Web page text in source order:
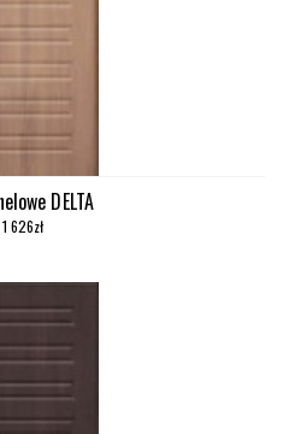
DELTA
626zł